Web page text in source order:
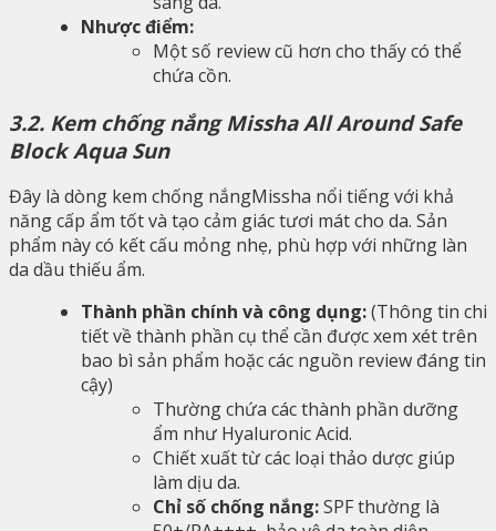
Nhược điểm:
Một số review cũ hơn cho thấy có thể
chứa cồn.
3.2. Kem chống nắng Missha All Around Safe
Block Aqua Sun
Đây là dòng kem chống nắngMissha nổi tiếng với khả
năng cấp ẩm tốt và tạo cảm giác tươi mát cho da. Sản
phẩm này có kết cấu mỏng nhẹ, phù hợp với những làn
da dầu thiếu ẩm.
Thành phần chính và công dụng:(Thông tin chi
tiết về thành phần cụ thể cần được xem xét trên
bao bì sản phẩm hoặc các nguồn review đáng tin
cậy)
Thường chứa các thành phần dưỡng
ẩm như Hyaluronic Acid.
Chiết xuất từ các loại thảo dược giúp
làm dịu da.
Chỉ số chống nắng:SPF thường là